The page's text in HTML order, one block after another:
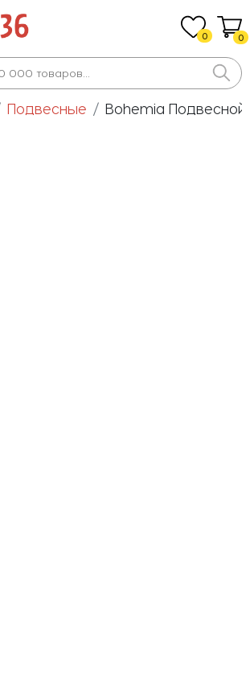
0 0
Подвесные Bohemia Подвесной